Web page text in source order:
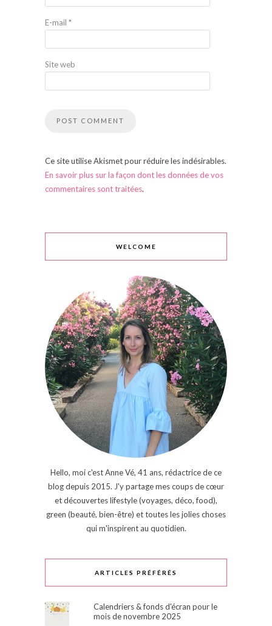
E-mail *
Site web
Ce site utilise Akismet pour réduire les indésirables.
En savoir plus sur la façon dont les données de vos
commentaires sont traitées.
WELCOME
Hello, moi c'est Anne Vé, 41 ans, rédactrice de ce
blog depuis 2015. J'y partage mes coups de cœur
et découvertes lifestyle (voyages, déco, food),
green (beauté, bien-être) et toutes les jolies choses
qui m'inspirent au quotidien.
ARTICLES PRÉFÉRÉS
Calendriers & fonds d'écran pour le
mois de novembre 2025